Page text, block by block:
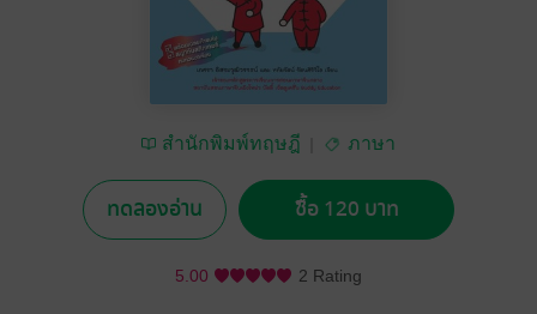
สำนักพิมพ์ทฤษฎี ภาษา
ทดลองอ่าน ซื้อ 120 บาท
5.00 2 Rating